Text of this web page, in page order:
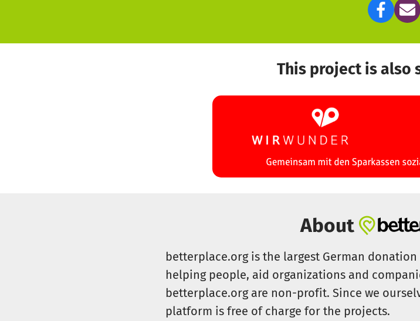
This project is also
About
betterplace.org is the largest German
helping people, aid organizations and
betterplace.org are non-profit. Since we
platform is free of charge for the projects.